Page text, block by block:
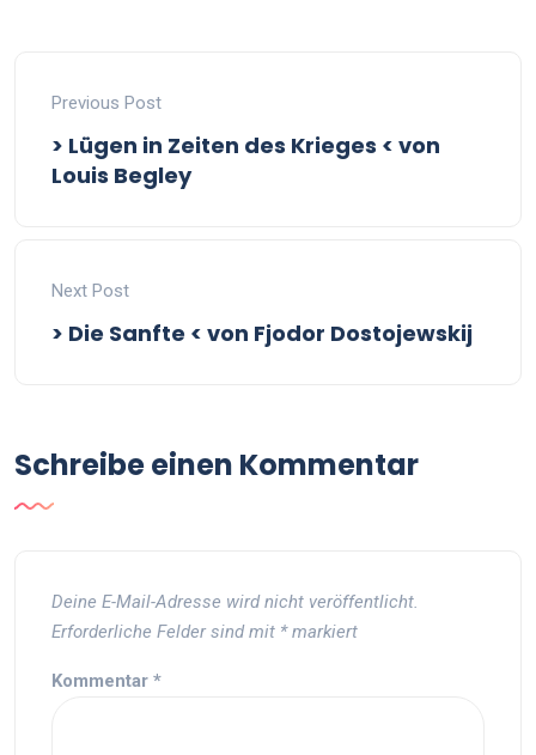
Previous Post
> Lügen in Zeiten des Krieges < von
Louis Begley
Next Post
> Die Sanfte < von Fjodor Dostojewskij
Schreibe einen Kommentar
Deine E-Mail-Adresse wird nicht veröffentlicht.
Erforderliche Felder sind mit *markiert
Kommentar *